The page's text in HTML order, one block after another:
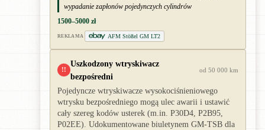
wypadanie zapłonów pojedynczych cylindrów
1500–5000 zł
REKLAMA AFM Stößel GM LT2
!!
Uszkodzony wtryskiwacz
bezpośredni
od 50 000 km
Pojedyncze wtryskiwacze wysokociśnieniowego
wtrysku bezpośredniego mogą ulec awarii i ustawić
cały szereg kodów usterek (m.in. P30D4, P2B95,
P02EE). Udokumentowane biuletynem GM-TSB dla